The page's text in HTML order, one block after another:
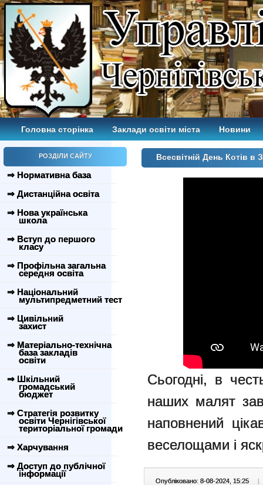
Головна сторінка Заклади освіти міста Новини
РОЗДІЛИ САЙТУ
⇒ Нормативна база
⇒ Дистанційна освіта
⇒ Нова українська
школа
⇒ Вступ до першого
класу
⇒ Профільна загальна
середня освіта
⇒ Національний
мультипредметний тест
⇒ Цивільний
захист
⇒ Матеріально-технічна
база закладів
освіти
⇒ Шкільний
громадський
бюджет
⇒ Стратегія розвитку
освіти Чернігівської
територіальної громади
⇒ Харчування
⇒ Доступ до публічної
інформації
Всесвітній День Котів
Сьогодні, в
наших малят
наповнений
веселощами і
Опубліковано: 8-08-2024, 15:25 |